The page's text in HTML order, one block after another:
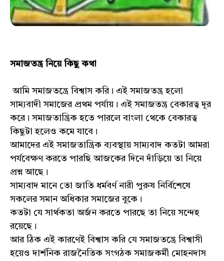
সমাজতন্ত্র নিয়ে কিছু কথা
আমি সমাজতন্ত্রে বিশ্বাস করি। এই সমাজতন্ত্র হলো
সাম্যবাদী সমাজের প্রথম পর্যায়। এই সমাজতন্ত্র বেকারত্ব দূর
করে। সমাজতান্ত্রিক হতে পারলে বাংলা থেকে বেকারত্ব
কিছুটা হলেও কমে যাবে।
আমাদের এই সমাজতান্ত্রিক ব্যবস্থায় সাম্যবাদ কতটা আমরা
পর্যবেক্ষণ করতে পারছি আজকের দিনে দাঁড়িয়ে তা নিয়ে
প্রশ্ন আছে।
সাম্যবাদ মানে তো জাতি ধর্মবর্ণ নারী পুরুষ নির্বিশেষে
সকলের সমান অধিকার সমাজের বুকে।
কতটা যে সার্থকতা অর্জন করতে পারছে তা নিয়ে সন্দেহ
রয়েছে।
আর ঠিক এই কারণেই বিশ্বাস করি যে সমাজতন্ত্রে বিশ্বাসী
হয়েও দার্শনিক রাজনৈতিক সংগঠক সমাজকর্মী মোহনদাস